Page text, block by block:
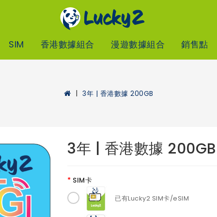
SIM 香港數據組合 漫遊數據組合 銷售點
3年 | 香港數據 200GB
3年 | 香港數據 200GB
SIM卡
已有Lucky2 SIM卡/eSIM